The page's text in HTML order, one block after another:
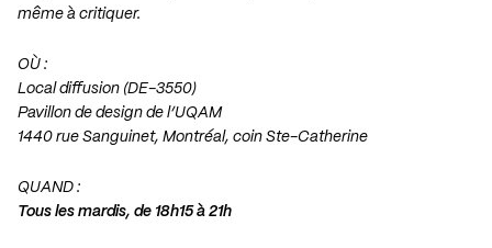
même à critiquer.
OÙ :
Local diffusion (DE-3550)
Pavillon de design de l’UQAM
1440 rue Sanguinet, Montréal, coin Ste-Catherine
QUAND :
Tous les mardis, de 18h15 à 21h